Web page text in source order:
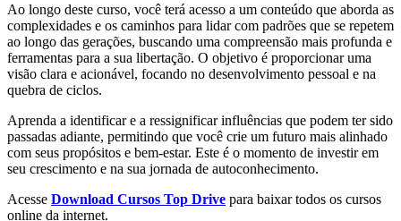
Ao longo deste curso, você terá acesso a um conteúdo que aborda as
complexidades e os caminhos para lidar com padrões que se repetem
ao longo das gerações, buscando uma compreensão mais profunda e
ferramentas para a sua libertação. O objetivo é proporcionar uma
visão clara e acionável, focando no desenvolvimento pessoal e na
quebra de ciclos.
Aprenda a identificar e a ressignificar influências que podem ter sido
passadas adiante, permitindo que você crie um futuro mais alinhado
com seus propósitos e bem-estar. Este é o momento de investir em
seu crescimento e na sua jornada de autoconhecimento.
Acesse Download Cursos Top Drive para baixar todos os cursos
online da internet.